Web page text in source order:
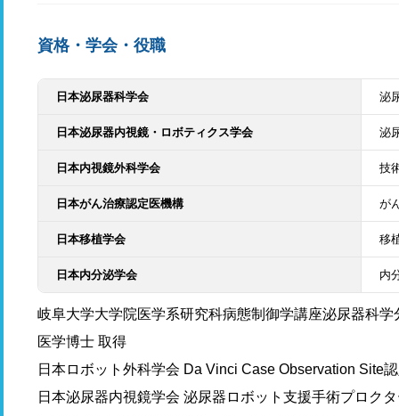
資格・学会・役職
日本泌尿器科学会 泌
日本泌尿器内視鏡・ロボティクス学会 泌
日本内視鏡外科学会 技
日本がん治療認定医機構 が
日本移植学会 移
日本内分泌学会 内
岐阜大学大学院医学系研究科病態制御学講座泌尿器科学
医学博士 取得
日本ロボット外科学会 Da Vinci Case Observation Site
日本泌尿器内視鏡学会 泌尿器ロボット支援手術プロク